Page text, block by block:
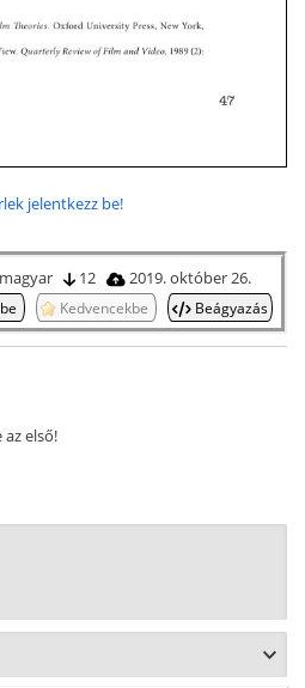
jelentkezz be!
12 2019. október 26.
Kedvencekbe Beágyazás
az első!